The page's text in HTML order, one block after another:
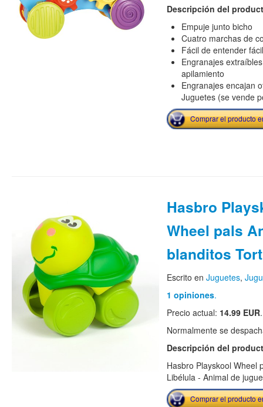
Descripción del
Empuje junto bicho
Cuatro marchas de
Fácil de entender
Engranajes
apilamiento
Engranajes encajan
Juguetes (se vende
Comprar el producto
Hasbro
Wheel pals
blanditos
Escrito en Juguetes,
1 opiniones.
Precio actual: 14.99 EUR.
Normalmente se
Descripción del
Hasbro Playskool Wheel
Libélula - Animal de
Comprar el producto